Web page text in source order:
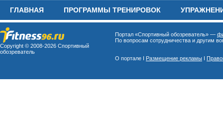
ГЛАВНАЯ ПРОГРАММЫ ТРЕНИРОВОК
Copyright © 2008-2026 Спортивный
обозреватель
Портал «Спортивный обозреватель» —
По вопросам сотрудничества и другим
О портале I Размещение рекламы I